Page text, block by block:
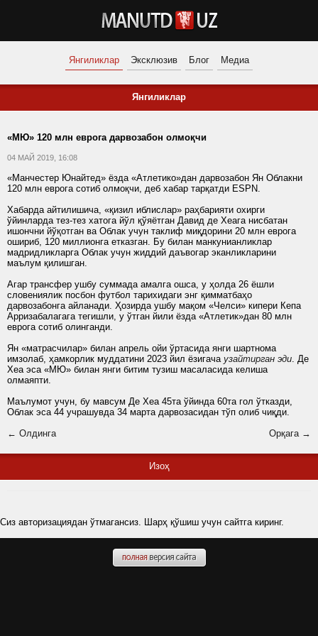
Янгиликлар Эксклюзив Блог Медиа
Янгиликлар
«МЮ» 120 млн еврога дарвозабон олмоқчи
04 МАЙ 2019, 16:08
«Манчестер Юнайтед» ёзда «Атлетико»дан дарвозабон Ян Облакни
120 млн еврога сотиб олмоқчи, деб хабар тарқатди ESPN.
Хабарда айтилишича, «қизил иблислар» раҳбарияти охирги
ўйинларда тез-тез хатога йўл қўяётган Давид де Хеага нисбатан
ишончни йўқотган ва Облак учун таклиф миқдорини 20 млн еврога
ошириб, 120 миллионга етказган. Бу билан манкунианликлар
мадридликларга Облак учун жиддий даъвогар эканликларини
маълум қилишган.
Агар трансфер ушбу суммада амалга ошса, у ҳолда 26 ёшли
словениялик посбон футбол тарихидаги энг қимматбаҳо
дарвозабонга айланади. Ҳозирда ушбу мақом «Челси» кипери Кепа
Арризабалагага тегишли, у ўтган йили ёзда «Атлетик»дан 80 млн
еврога сотиб олинганди.
Ян «матрасчилар» билан апрель ойи ўртасида янги шартнома
имзолаб, ҳамкорлик муддатини 2023 йил ёзигача узайтирган эди. Де
Хеа эса «МЮ» билан янги битим тузиш масаласида келиша
олмаяпти.
Маълумот учун, бу мавсум Де Хеа 45та ўйинда 60та гол ўтказди,
Облак эса 44 учрашувда 34 марта дарвозасидан тўп олиб чиқди.
← Олдинга
Орқага →
Изоҳ
Сиз авторизациядан ўтмагансиз. Шарҳ қўшиш учун сайтга киринг.